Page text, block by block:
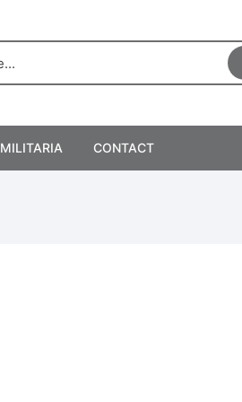
MILITARIA CONTACT